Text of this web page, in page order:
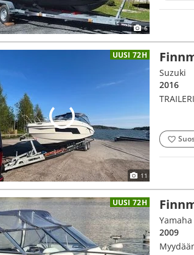
6
UUSI 72H
11
Suzuki
2016
UUSI 72H
2009